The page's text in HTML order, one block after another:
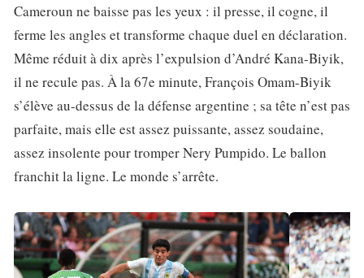
Cameroun ne baisse pas les yeux : il presse, il cogne, il
ferme les angles et transforme chaque duel en déclaration.
Même réduit à dix après l’expulsion d’André Kana-Biyik,
il ne recule pas. À la 67e minute, François Omam-Biyik
s’élève au-dessus de la défense argentine ; sa tête n’est pas
parfaite, mais elle est assez puissante, assez soudaine,
assez insolente pour tromper Nery Pumpido. Le ballon
franchit la ligne. Le monde s’arrête.